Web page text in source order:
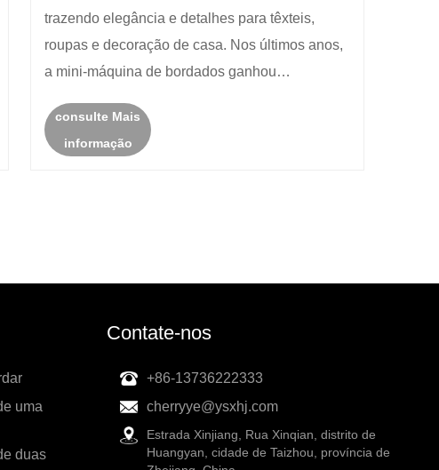
trazendo elegância e detalhes para têxteis,
roupas e decoração de casa. Nos últimos anos,
a mini-máquina de bordados ganhou
porém poderosa, para entusiastas, pequenas
empresas e designers que desejam criar
consulte Mais
informação
uma
duas
Contate-nos
+86-13736222333
cherryye@ysxhj.com
Estrada Xinjiang, Rua Xinqian, distrito de
Huangyan, cidade de Taizhou, província de